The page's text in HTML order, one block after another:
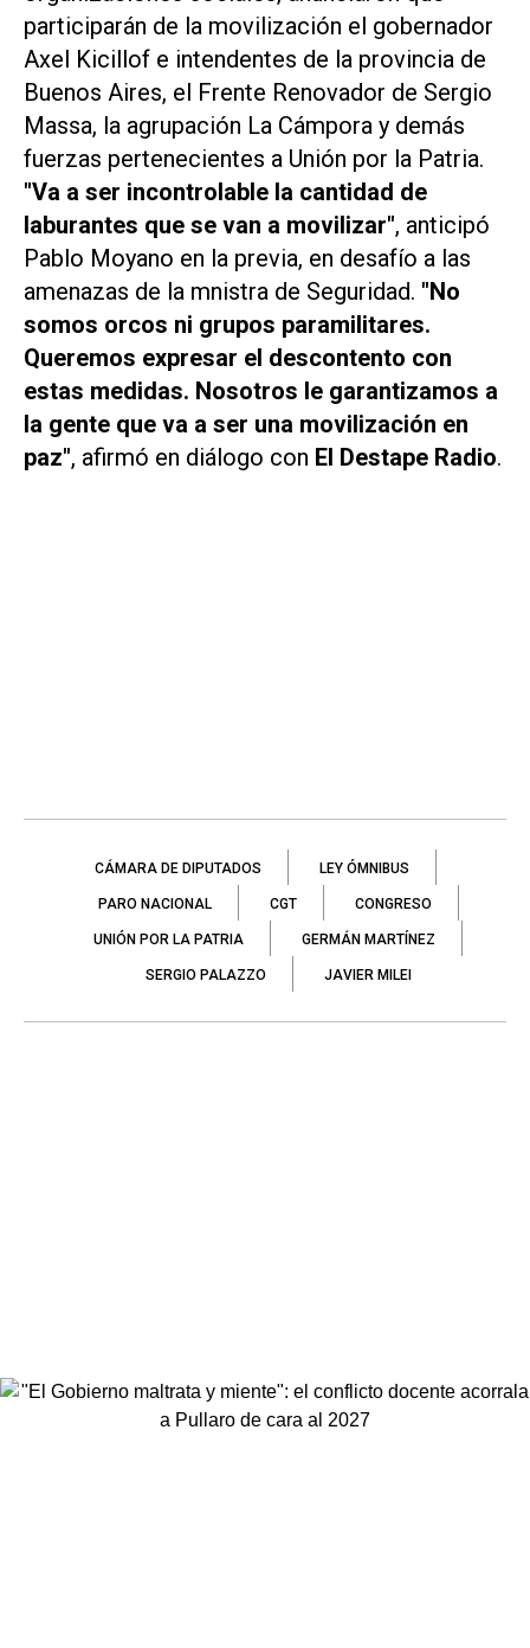
participarán de la movilización el gobernador
Axel Kicillof e intendentes de la provincia de
Buenos Aires, el Frente Renovador de Sergio
Massa, la agrupación La Cámpora y demás
fuerzas pertenecientes a Unión por la Patria.
"Va a ser incontrolable la cantidad de
laburantes que se van a movilizar", anticipó
Pablo Moyano en la previa, en desafío a las
amenazas de la mnistra de Seguridad. "No
somos orcos ni grupos paramilitares.
Queremos expresar el descontento con
estas medidas. Nosotros le garantizamos a
la gente que va a ser una movilización en
paz", afirmó en diálogo con El Destape Radio.
CÁMARA DE DIPUTADOS LEY ÓMNIBUS
PARO NACIONAL CGT CONGRESO
UNIÓN POR LA PATRIA GERMÁN MARTÍNEZ
SERGIO PALAZZO JAVIER MILEI